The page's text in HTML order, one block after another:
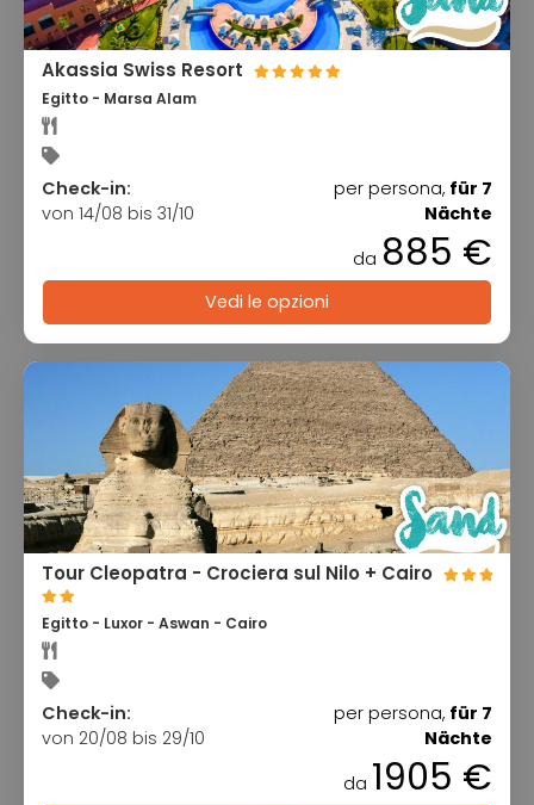
Akassia Swiss Resort
Egitto - Marsa Alam
Check-in:
von 14/08 bis 31/10
per persona, für 7
Nächte
da 885 €
Vedi le opzioni
Tour Cleopatra - Crociera sul Nilo + Cairo
Egitto - Luxor - Aswan - Cairo
Check-in:
von 20/08 bis 29/10
per persona, für 7
Nächte
da 1905 €